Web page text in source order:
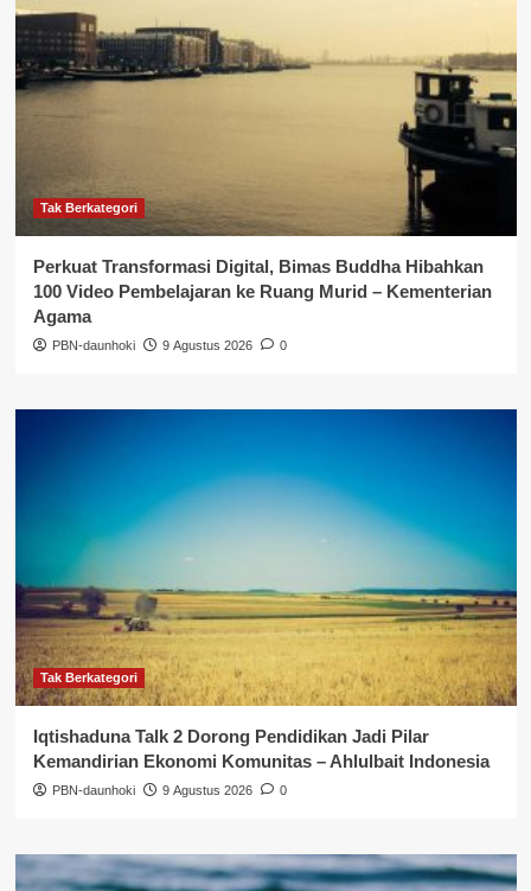
Tak Berkategori
Perkuat Transformasi Digital, Bimas Buddha Hibahkan
100 Video Pembelajaran ke Ruang Murid – Kementerian
Agama
PBN-daunhoki 9 Agustus 2026 0
Tak Berkategori
Iqtishaduna Talk 2 Dorong Pendidikan Jadi Pilar
Kemandirian Ekonomi Komunitas – Ahlulbait Indonesia
PBN-daunhoki 9 Agustus 2026 0